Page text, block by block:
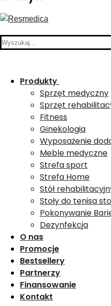
Search
Produkty
Sprzęt medyczny
Sprzęt
Fitness
Ginekologia
Wyposażenie
Meble medyczne
Strefa sport
Strefa Home
Stół
Stoły do tenisa
Pokonywanie
Dezynfekcja
O nas
Promocje
Bestsellery
Partnerzy
Finansowanie
Kontakt